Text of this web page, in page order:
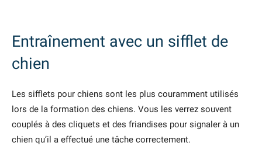
Entraînement avec un sifflet de
chien
Les sifflets pour chiens sont les plus couramment utilisés
lors de la formation des chiens. Vous les verrez souvent
couplés à des cliquets et des friandises pour signaler à un
chien qu’il a effectué une tâche correctement.